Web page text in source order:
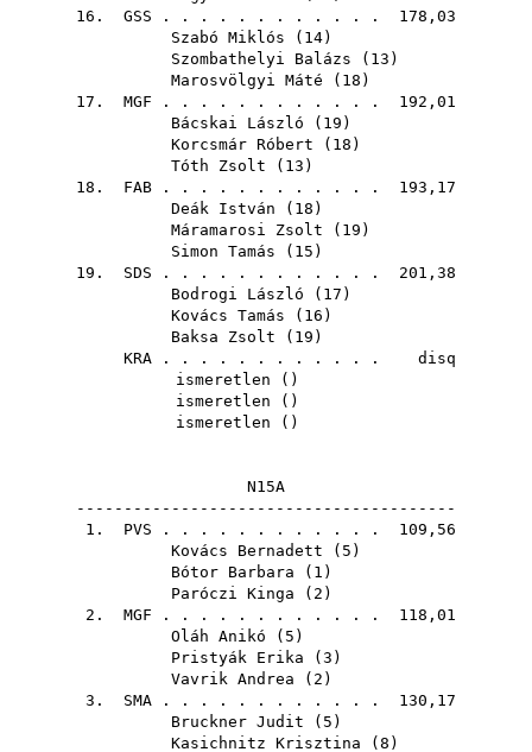
16. GSS . . . . . . . . . . . . 178,03
Szabó Miklós ( 14)
Szombathelyi Balázs ( 13 )
Marosvölgyi Máté ( 18 )
17. MGF . . . . . . . . . . . . 192,01
Bácskai László ( 19 )
Korcsmár Róbert ( 18 )
Tóth Zsolt ( 13 )
18. FAB . . . . . . . . . . . . 193,17
Deák István ( 18 )
Máramarosi Zsolt ( 19 )
Simon Tamás ( 15 )
19. SDS . . . . . . . . . . . . 201,38
Bodrogi László ( 17 )
Kovács Tamás ( 16 )
Baksa Zsolt ( 19 )
KRA . . . . . . . . . . . . disq
ismeretlen ()
ismeretlen ()
ismeretlen ()
N15A
----------------------------------------
1. PVS . . . . . . . . . . . . 109,56
Kovács Bernadett ( 5 )
Bótor Barbara ( 1 )
Paróczi Kinga ( 2 )
2. MGF . . . . . . . . . . . . 118,01
Oláh Anikó ( 5 )
Pristyák Erika ( 3 )
Vavrik Andrea ( 2 )
3. SMA . . . . . . . . . . . . 130,17
Bruckner Judit ( 5 )
Kasichnitz Krisztina ( 8 )